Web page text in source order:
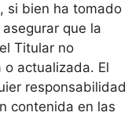
si bien ha tomado
que la
Titular no
actualizada. El
responsabilidad
contenida en las